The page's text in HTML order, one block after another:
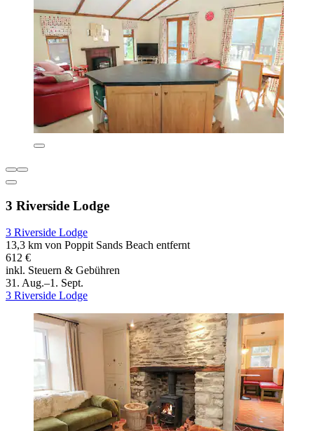
3 Riverside Lodge
3 Riverside Lodge
13,3 km von Poppit Sands Beach entfernt
612 €
inkl. Steuern & Gebühren
31. Aug.–1. Sept.
3 Riverside Lodge